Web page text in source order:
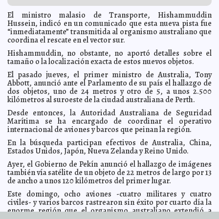
2014-03-24 05:48:45 La gran preocupación de los mexicanos: Tener menos
ingresos Carmen Alicia Briceño Sánchez
2014-03-23 20:11:45 Termina con éxito la 19 Copa Municipal de Gimnasia
Ariel Martín
Granja acuícola de Yucatán, principal exportadora de
peces de ornato Valeria Fernández
2014-03-23 20:03:28 El Real Madrid, bicampeón en el Torneo de Fútbol del
campo Juan Pablo II “Los Cardenales”. Osvaldo Chávez
2014-03-23 19:58:15 Arranca el 3er Torneo de Tocho Bandera de la LIFAY
Ariel Martín
2014-03-23 19:54:27 Negar la ambulancia sería delito: Rosa Adriana Díaz
Lizama Valeria Fernández
2014-03-23 19:47:54 Club de Leones de Mérida realizó sus Jornadas de
Salud Osvaldo Chávez
2014-03-23 19:27:30 Participa Gobernador en Carrera del Grupo Promotora
Residencial Ariel Martín
2014-03-23 11:44:19 Michigan se retracta: No permitirá matrimonios gay
Claudia Sofía Gómez Infante
2014-03-23 11:42:27 Envían al Vaticano cocaína en condones Claudia Sofía
2014-03-23 11:39:51 Miles de chilenos marchan para presionar a su
presidenta: Que cumpla lo prometido Jorge Armando León Borges
El ministro malasio de Transporte, Hishammuddin
Hussein, indicó en un comunicado que esta nueva pista fue
“inmediatamente” transmitida al organismo australiano que
coordina el rescate en el vector sur.
Hishammuddin, no obstante, no aportó detalles sobre el
tamaño o la localización exacta de estos nuevos objetos.
El pasado jueves, el primer ministro de Australia, Tony
Abbott, anunció ante el Parlamento de su país el hallazgo de
dos objetos, uno de 24 metros y otro de 5, a unos 2.500
kilómetros al suroeste de la ciudad australiana de Perth.
Desde entonces, la Autoridad Australiana de Seguridad
Marítima se ha encargado de coordinar el operativo
internacional de aviones y barcos que peinan la región.
En la búsqueda participan efectivos de Australia, China,
Estados Unidos, Japón, Nueva Zelanda y Reino Unido.
Ayer, el Gobierno de Pekín anunció el hallazgo de imágenes
también vía satélite de un objeto de 22 metros de largo por 13
de ancho a unos 120 kilómetros del primer lugar.
Este domingo, ocho aviones -cuatro militares y cuatro
civiles- y varios barcos rastrearon sin éxito por cuarto día la
enorme región que el organismo australiano extendió a